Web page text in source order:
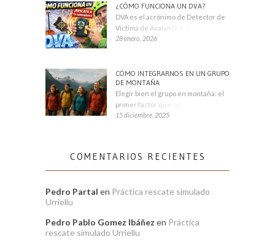
¿CÓMO FUNCIONA UN DVA?
DVA es el acrónimo de Detector de
Víctima de Avalancha. También se
28 enero, 2026
CÓMO INTEGRARNOS EN UN GRUPO
DE MONTAÑA
Elegir bien el grupo en montaña: el
primer factor que condiciona tu
15 diciembre, 2025
COMENTARIOS RECIENTES
Pedro Partal en Práctica rescate simulado
Urriellu
Pedro Pablo Gomez Ibáñez en Práctica
rescate simulado Urriellu